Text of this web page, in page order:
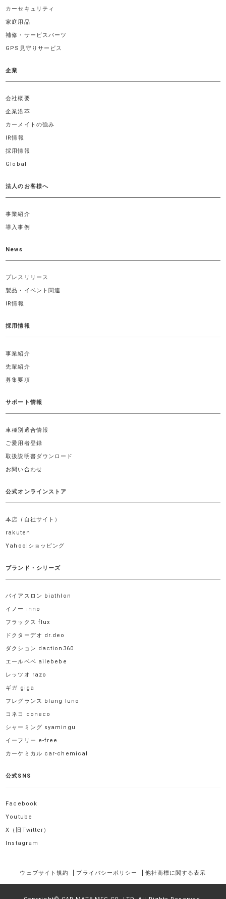
カーセキュリティ
家庭用品
補修・サービスパーツ
GPS見守りサービス
企業
会社概要
企業沿革
カーメイトの強み
IR情報
採用情報
Global
法人のお客様へ
事業紹介
導入事例
News
プレスリリース
製品・イベント関連
IR情報
採用情報
事業紹介
先輩紹介
募集要項
サポート情報
車種別適合情報
ご愛用者登録
取扱説明書ダウンロード
お問い合わせ
公式オンラインストア
本店（自社サイト）
rakuten
Yahoo!ショッピング
ブランド・シリーズ
バイアスロン biathlon
イノー inno
フラックス flux
ドクターデオ dr.deo
ダクション daction360
エールベベ ailebebe
レッツオ razo
ギガ giga
フレグランス blang luno
コネコ coneco
シャーミング syamingu
イーフリー e-free
カーケミカル car-chemical
公式SNS
Facebook
Youtube
X（旧Twitter）
Instagram
ウェブサイト規約 プライバシーポリシー 他社商標に関する表示